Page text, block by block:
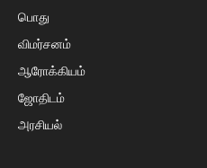
பொது
விமர்சனம்
ஆரோக்கியம்
ஜோதிடம்
அரசியல்